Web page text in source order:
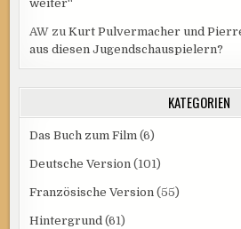
weiter“
AW zuKurt Pulvermacher und
aus diesen Jugendschauspielern?
KATEGORIEN
Das Buch zum Film (6)
Deutsche Version (101)
Französische Version (55)
Hintergrund (61)